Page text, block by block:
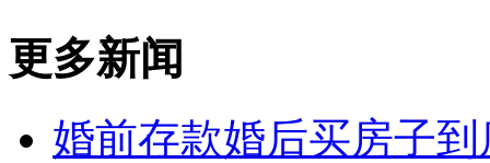
更多新闻
婚前存款婚后买房子